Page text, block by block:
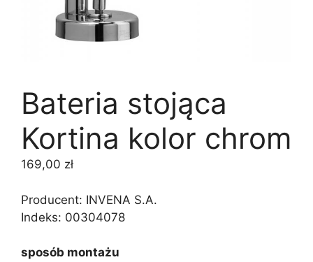
Bateria stojąca
Kortina kolor chrom
169,00 zł
Producent: INVENA S.A.
Indeks: 00304078
sposób montażu